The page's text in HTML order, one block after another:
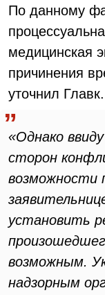
По данному
медицинская
причинения
уточнил Главк.
«Однако
сторон
возможности
установить
возможным.
надзорным